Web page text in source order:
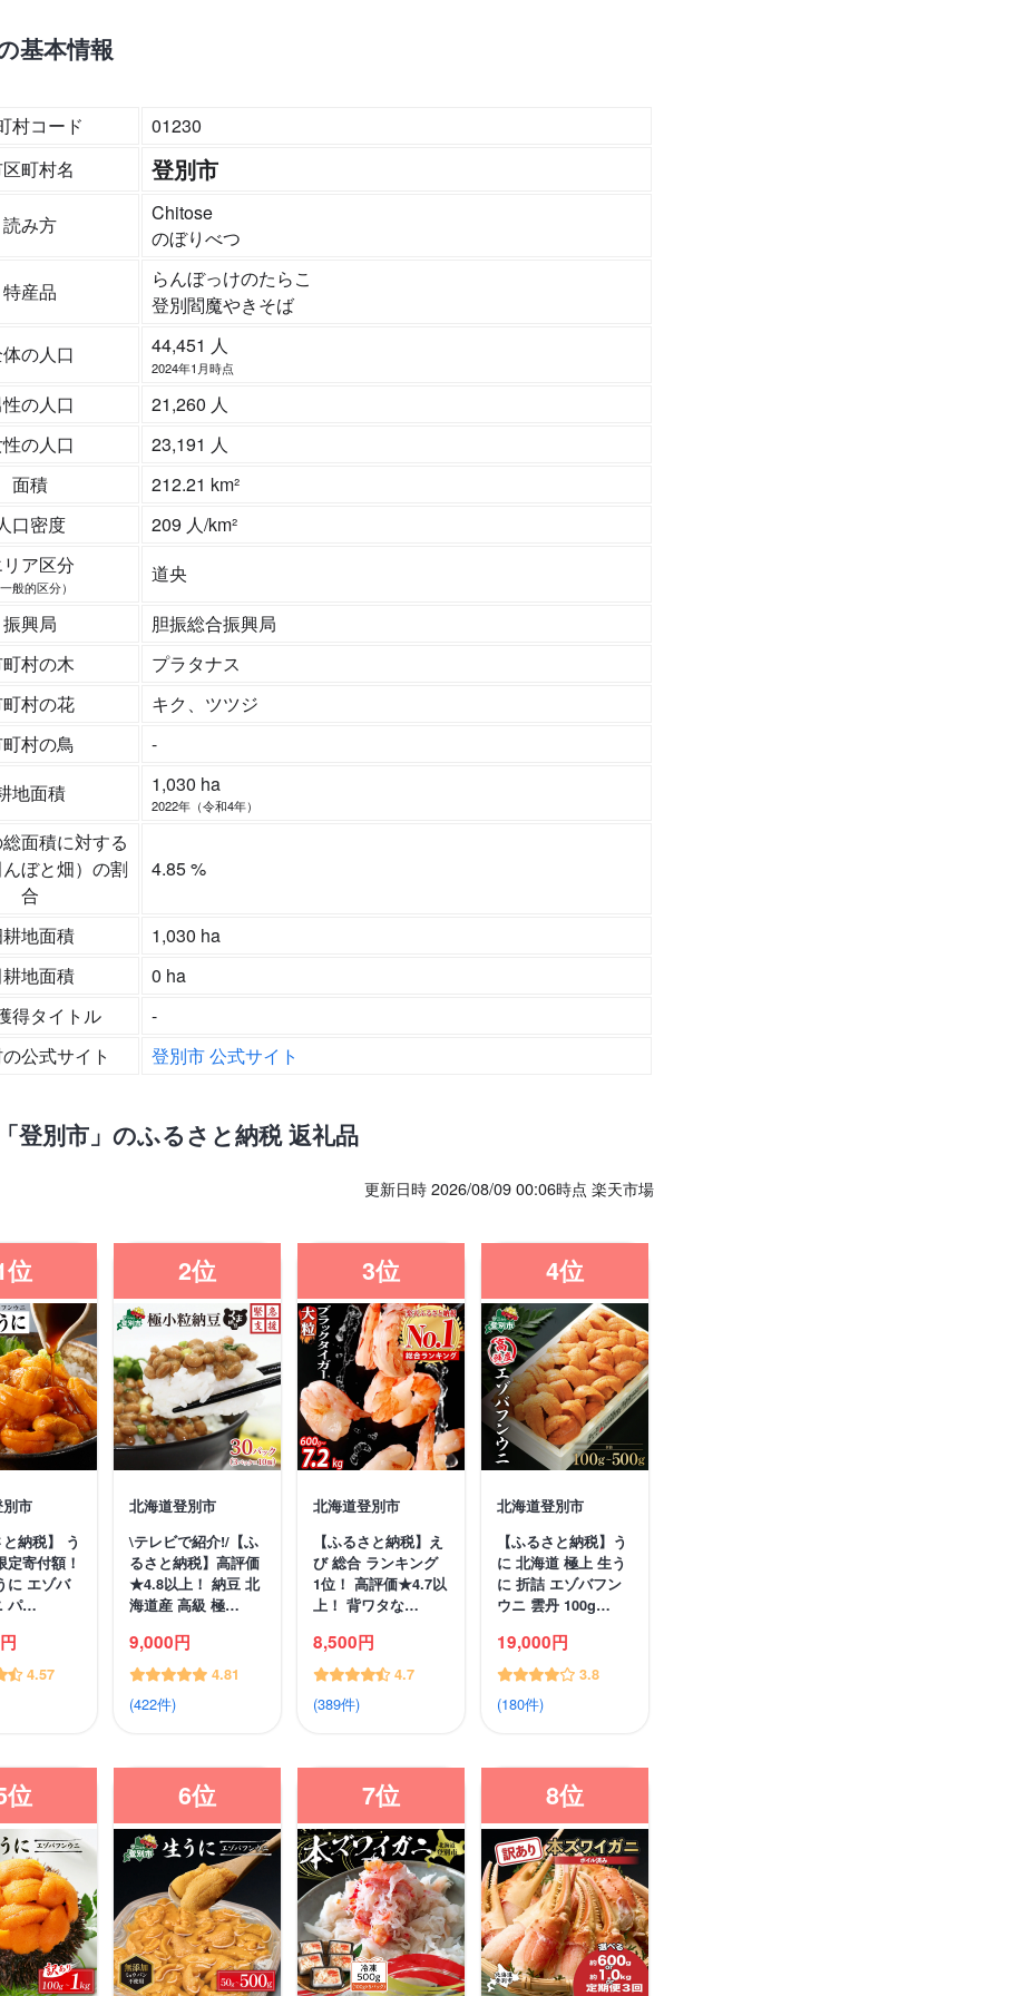
基本情報
村コード
01230
町村名
登別市
読み方
Chitose
のぼりべつ
特産品
らんぼっけのたらこ
登別閻魔やきそば
の人口
44,451 人
2024年1月時点
の人口
21,260 人
の人口
23,191 人
面積
212.21 km²
口密度
209 人/km²
ア区分
一般的区分）
道央
振興局
胆振総合振興局
村の木
プラタナス
村の花
キク、ツツジ
村の鳥
-
地面積
1,030 ha
2022年（令和4年）
面積に対する
ぼと畑）の割
合
4.85 %
地面積
1,030 ha
地面積
0 ha
得タイトル
-
公式サイト
登別市 公式サイト
登別市」のふるさと納税 返礼品
更新日時 2026/08/09 00:06時点 楽天市場
位
市
と納税】 う
定寄付額！
に エゾバ
パ…
4.57
2位
北海道登別市
\テレビで紹介!/【ふ
るさと納税】高評価
★4.8以上！ 納豆 北
海道産 高級 極…
9,000円
4.81
(422件)
3位
北海道登別市
【ふるさと納税】え
び 総合 ランキング
1位！ 高評価★4.7以
上！ 背ワタな…
8,500円
4.7
(389件)
4位
北海道登別市
【ふるさと納税】う
に 北海道 極上 生う
に 折詰 エゾバフン
ウニ 雲丹 100g…
19,000円
3.8
(180件)
位 6位 7位 8位